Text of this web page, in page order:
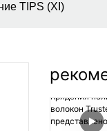
TIPS (XI)